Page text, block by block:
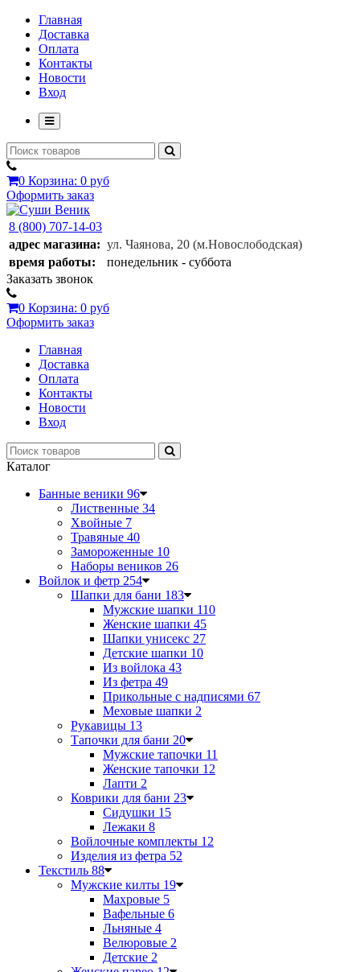
Главная
Доставка
Оплата
Контакты
Новости
Вход
0 Корзина: 0 руб
Оформить заказ
8 (800) 707-14-03
адрес магазина: ул. Чаянова, 20 (м.Новослободская)
время работы:
понедельник - суббота
Заказать звонок
0 Корзина: 0 руб
Оформить заказ
Главная
Доставка
Оплата
Контакты
Новости
Вход
Каталог
Банные веники 96
Лиственные 34
Хвойные 7
Травяные 40
Замороженные 10
Наборы веников 26
Войлок и фетр 254
Шапки для бани 183
Мужские шапки 110
Женские шапки 45
Шапки унисекс 27
Детские шапки 10
Из войлока 43
Из фетра 49
Прикольные с надписями 67
Меховые шапки 2
Рукавицы 13
Тапочки для бани 20
Мужские тапочки 11
Женские тапочки 12
Лапти 2
Коврики для бани 23
Сидушки 15
Лежаки 8
Войлочные комплекты 12
Изделия из фетра 52
Текстиль 88
Мужские килты 19
Махровые 5
Вафельные 6
Льняные 4
Велюровые 2
Детские 2